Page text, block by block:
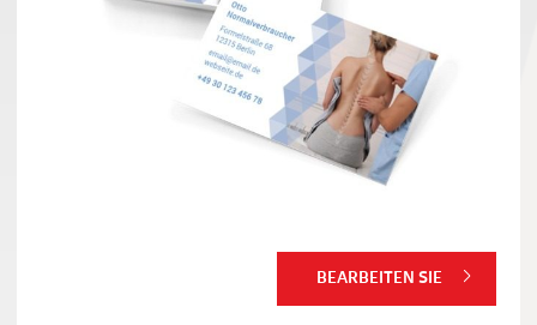
BEARBEITEN SIE